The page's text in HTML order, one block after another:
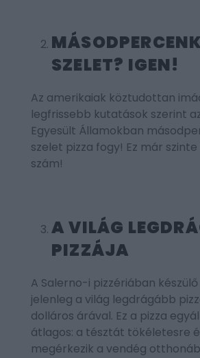
SZELET? IGEN!
Az amerikaiak köztudottan
legfrissebb kutatások szerint
Egyesült Államokban
szelet pizza fogy! Ez már
szám!
A VILÁG
PIZZÁJA
A Salerno-i pizzériában készülő
jelenleg a világ legdrágább
dolláros árával. Ez a pizza
átlagos: a tésztát tökéletesre
megérkezik a vendég